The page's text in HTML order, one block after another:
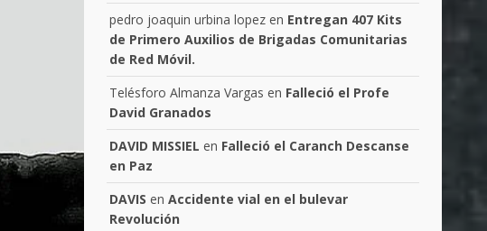
pedro joaquin urbina lopez en Entregan 407 Kits
de Primero Auxilios de Brigadas Comunitarias
de Red Móvil.
Telésforo Almanza Vargas en Falleció el Profe
David Granados
DAVID MISSIEL en Falleció el Caranch Descanse
en Paz
DAVIS enAccidente vial en el bulevar
Revolución